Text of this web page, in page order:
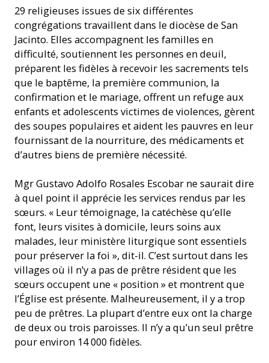
29 religieuses issues de six différentes
congrégations travaillent dans le diocèse de San
Jacinto. Elles accompagnent les familles en
difficulté, soutiennent les personnes en deuil,
préparent les fidèles à recevoir les sacrements tels
que le baptême, la première communion, la
confirmation et le mariage, offrent un refuge aux
enfants et adolescents victimes de violences, gèrent
des soupes populaires et aident les pauvres en leur
fournissant de la nourriture, des médicaments et
d’autres biens de première nécessité.
Mgr Gustavo Adolfo Rosales Escobar ne saurait dire
à quel point il apprécie les services rendus par les
sœurs. « Leur témoignage, la catéchèse qu’elle
font, leurs visites à domicile, leurs soins aux
malades, leur ministère liturgique sont essentiels
pour préserver la foi », dit-il. C’est surtout dans les
villages où il n’y a pas de prêtre résident que les
sœurs occupent une « position » et montrent que
l’Église est présente. Malheureusement, il y a trop
peu de prêtres. La plupart d’entre eux ont la charge
de deux ou trois paroisses. Il n’y a qu’un seul prêtre
pour environ 14 000 fidèles.